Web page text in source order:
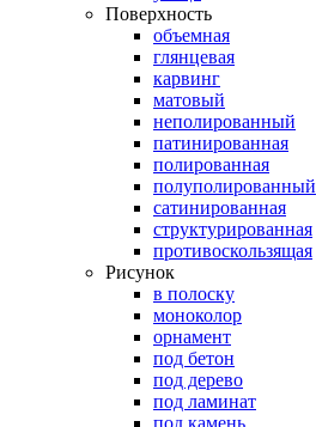
Поверхность
объемная
глянцевая
карвинг
матовый
неполированный
патинированная
полированная
полуполированный
сатинированная
структурированная
противоскользящая
Рисунок
в полоску
моноколор
орнамент
под бетон
под дерево
под ламинат
под камень